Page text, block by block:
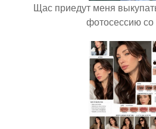
Щас приедут меня
фотосессию